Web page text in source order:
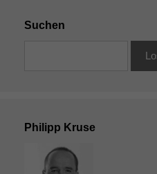
Suchen
Philipp Kruse